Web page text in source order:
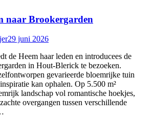
naar Brookergarden
29 juni 2026
de Heem haar leden en introducees de
in Hout-Blerick te bezoeken.
gevarieerde bloemrijke tuin
kan ophalen. Op 5.500 m²
landschap vol romantische hoekjes,
overgangen tussen verschillende